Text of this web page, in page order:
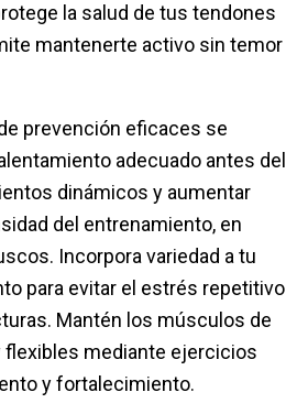
la salud de tus tendones
mantenerte activo sin temor
prevención eficaces se
adecuado antes del
dinámicos y aumentar
del entrenamiento, en
Incorpora variedad a tu
para evitar el estrés repetitivo
Mantén los músculos de
flexibles mediante ejercicios
y fortalecimiento.